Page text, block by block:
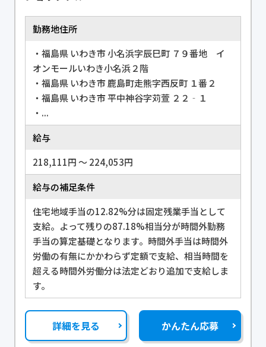
勤務地住所
・福島県 いわき市 小名浜字辰巳町 ７９番地 イ
オンモールいわき小名浜２階
・福島県 いわき市 鹿島町走熊字西反町 １番２
・福島県 いわき市 平中神谷字苅萱 ２２‐１
・...
給与
218,111円 〜 224,053円
給与の補足条件
住宅地域手当の12.82%分は固定残業手当として
支給。よって残りの87.18%相当分が時間外勤務
手当の算定基礎となります。時間外手当は時間外
労働の有無にかかわらず定額で支給、相当時間を
超える時間外労働分は法定どおり追加で支給しま
す。
詳細を見る かんたん応募